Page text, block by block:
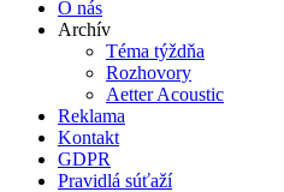
O nás
Archív
Téma týždňa
Rozhovory
Aetter Acoustic
Reklama
Kontakt
GDPR
Pravidlá súťaží